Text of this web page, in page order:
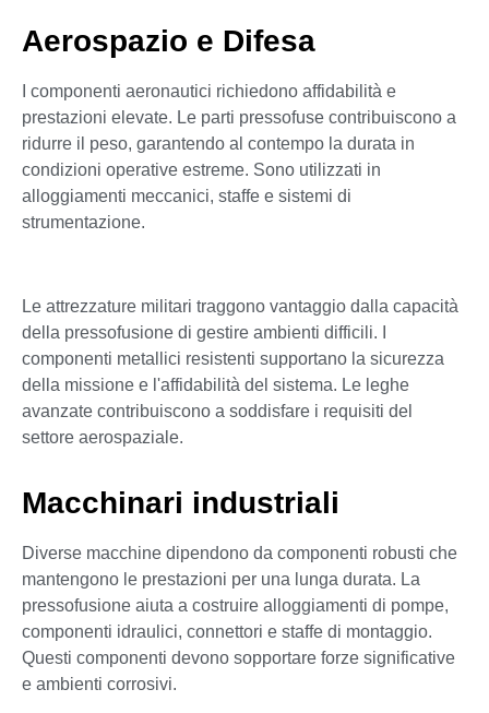
Aerospazio e Difesa
I componenti aeronautici richiedono affidabilità e
prestazioni elevate. Le parti pressofuse contribuiscono a
ridurre il peso, garantendo al contempo la durata in
condizioni operative estreme. Sono utilizzati in
alloggiamenti meccanici, staffe e sistemi di
strumentazione.
Le attrezzature militari traggono vantaggio dalla capacità
della pressofusione di gestire ambienti difficili. I
componenti metallici resistenti supportano la sicurezza
della missione e l'affidabilità del sistema. Le leghe
avanzate contribuiscono a soddisfare i requisiti del
settore aerospaziale.
Macchinari industriali
Diverse macchine dipendono da componenti robusti che
mantengono le prestazioni per una lunga durata. La
pressofusione aiuta a costruire alloggiamenti di pompe,
componenti idraulici, connettori e staffe di montaggio.
Questi componenti devono sopportare forze significative
e ambienti corrosivi.